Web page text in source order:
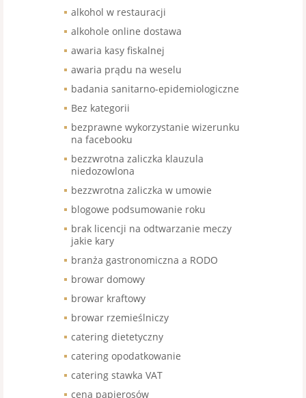
alkohol w restauracji
alkohole online dostawa
awaria kasy fiskalnej
awaria prądu na weselu
badania sanitarno-epidemiologiczne
Bez kategorii
bezprawne wykorzystanie wizerunku
na facebooku
bezzwrotna zaliczka klauzula
niedozowlona
bezzwrotna zaliczka w umowie
blogowe podsumowanie roku
brak licencji na odtwarzanie meczy
jakie kary
branża gastronomiczna a RODO
browar domowy
browar kraftowy
browar rzemieślniczy
catering dietetyczny
catering opodatkowanie
catering stawka VAT
cena papierosów